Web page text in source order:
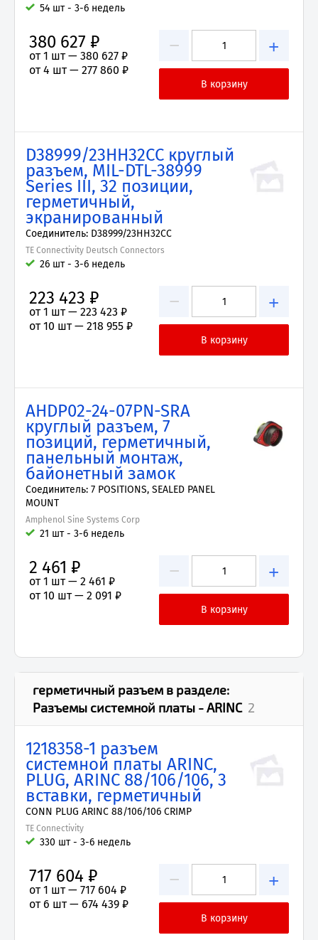
54 шт - 3-6 недель
− +
380 627 ₽
от 1 шт — 380 627 ₽
от 4 шт — 277 860 ₽
D38999/23HH32CC круглый
разъем, MIL-DTL-38999
Series III, 32 позиции,
герметичный,
экранированный
Соединитель: D38999/23HH32CC
TE Connectivity Deutsch Connectors
26 шт - 3-6 недель
− +
223 423 ₽
от 1 шт — 223 423 ₽
от 10 шт — 218 955 ₽
AHDP02-24-07PN-SRA
круглый разъем, 7
позиций, герметичный,
панельный монтаж,
байонетный замок
Соединитель: 7 POSITIONS, SEALED PANEL
MOUNT
Amphenol Sine Systems Corp
21 шт - 3-6 недель
− +
2 461 ₽
от 1 шт — 2 461 ₽
от 10 шт — 2 091 ₽
герметичный разъем в разделе:
Разъемы системной платы - ARINC 2
1218358-1 разъем
системной платы ARINC,
PLUG, ARINC 88/106/106, 3
вставки, герметичный
CONN PLUG ARINC 88/106/106 CRIMP
TE Connectivity
330 шт - 3-6 недель
− +
717 604 ₽
от 1 шт — 717 604 ₽
от 6 шт — 674 439 ₽